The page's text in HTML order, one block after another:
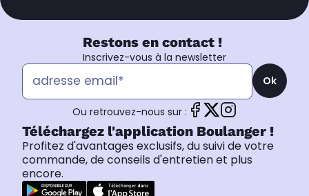
Restons en contact !
Inscrivez-vous à la newsletter
Ok
Ou retrouvez-nous sur :
Téléchargez l'application Boulanger !
Profitez d'avantages exclusifs, du suivi de votre
commande, de conseils d'entretien et plus
encore.